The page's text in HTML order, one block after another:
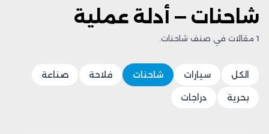
شاحنات — أدلة عملية
1 مقالات في صنف شاحنات.
الكل سيارات شاحنات فلاحة صناعة
بحرية دراجات